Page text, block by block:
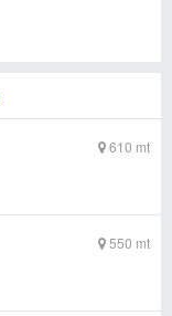
610 mt
550 mt